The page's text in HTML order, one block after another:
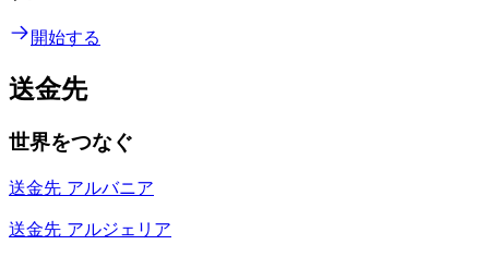
開始する
送金先
世界をつなぐ
送金先 アルバニア
送金先 アルジェリア